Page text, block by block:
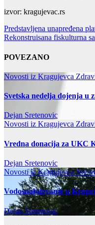
izvor: kragujevac.rs
Post
navigation
Predstavljena unapređena
Rekonstruisana fiskulturna
POVEZANO
Novosti iz Kragujevca
Svetska nedelja dojenja u
Dejan Sretenovic
Novosti iz Kragujevca
Vredna donacija za UKC
Dejan Sretenovic
Novosti iz KragujevcaSve
Vodosnabdevanje u
Dejan Sretenovic